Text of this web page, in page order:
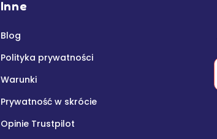
Inne
Blog
Polityka prywatności
Warunki
Prywatność w skrócie
Opinie Trustpilot